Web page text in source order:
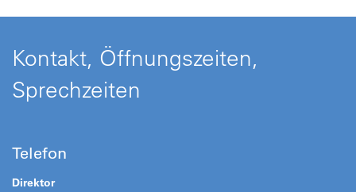
Kontakt, Öffnungszeiten,
Sprechzeiten
Telefon
Direktor